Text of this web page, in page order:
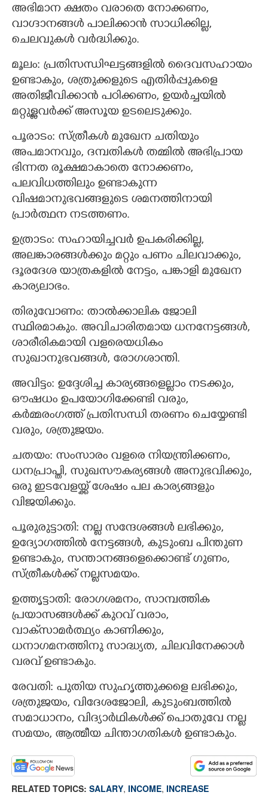
അഭിമാന ക്ഷതം വരാതെ നോക്കണം,
വാഗ്ദാനങ്ങൾ പാലിക്കാൻ സാധിക്കില്ല,
ചെലവുകൾ വർദ്ധിക്കും.
മൂലം: പ്രതിസന്ധിഘട്ടങ്ങളിൽ ദൈവസഹായം
ഉണ്ടാകും, ശത്രുക്കളുടെ എതിർപ്പുകളെ
അതിജീവിക്കാൻ പഠിക്കണം, ഉയർച്ചയിൽ
മറ്റുള്ളവർക്ക് അസൂയ ഉടലെടുക്കും.
പൂരാടം: സ്ത്രീകൾ മുഖേന ചതിയും
അപമാനവും, ദമ്പതികൾ തമ്മിൽ അഭിപ്രായ
ഭിന്നത രൂക്ഷമാകാതെ നോക്കണം,
പലവിധത്തിലും ഉണ്ടാകുന്ന
വിഷമാനുഭവങ്ങളുടെ ശമനത്തിനായി
പ്രാർത്ഥന നടത്തണം.
ഉത്രാടം: സഹായിച്ചവർ ഉപകരിക്കില്ല,
അലങ്കാരങ്ങൾക്കും മറ്റും പണം ചിലവാക്കും,
ദൂരദേശ യാത്രകളിൽ നേട്ടം, പങ്കാളി മുഖേന
കാര്യലാഭം.
തിരുവോണം: താൽക്കാലിക ജോലി
സ്ഥിരമാകും. അവിചാരിതമായ ധനനേട്ടങ്ങൾ,
ശാരീരികമായി വളരെയധികം
സുഖാനുഭവങ്ങൾ, രോഗശാന്തി.
അവിട്ടം: ഉദ്ദേശിച്ച കാര്യങ്ങളെല്ലാം നടക്കും,
ഔഷധം ഉപയോഗിക്കേണ്ടി വരും,
കർമ്മരംഗത്ത് പ്രതിസന്ധി തരണം ചെയ്യേണ്ടി
വരും, ശത്രുജയം.
ചതയം: സംസാരം വളരെ നിയന്ത്രിക്കണം,
ധനപ്രാപ്തി, സുഖസൗകര്യങ്ങൾ അനുഭവിക്കും,
ഒരു ഇടവേളയ്ക്ക് ശേഷം പല കാര്യങ്ങളും
വിജയിക്കും.
പൂരുരുട്ടാതി: നല്ല സന്ദേശങ്ങൾ ലഭിക്കും,
ഉദ്യോഗത്തിൽ നേട്ടങ്ങൾ, കുടുംബ പിന്തുണ
ഉണ്ടാകും, സന്താനങ്ങളെക്കൊണ്ട് ഗുണം,
സ്ത്രീകൾക്ക് നല്ലസമയം.
ഉത്തൃട്ടാതി: രോഗശമനം, സാമ്പത്തിക
പ്രയാസങ്ങൾക്ക് കുറവ് വരാം,
വാക്‌‌സാമർത്ഥ്യം കാണിക്കും,
ധനാഗമനത്തിനു സാദ്ധ്യത, ചിലവിനേക്കാൾ
വരവ് ഉണ്ടാകും.
രേവതി: പുതിയ സുഹൃത്തുക്കളെ ലഭിക്കും,
ശത്രുജയം, വിദേശജോലി, കുടുംബത്തിൽ
സമാധാനം, വിദ്യാർഥികൾക്ക് പൊതുവേ നല്ല
സമയം, ആത്മീയ ചിന്താഗതികൾ ഉണ്ടാകും.
RELATED TOPICS: SALARY, INCOME, INCREASE